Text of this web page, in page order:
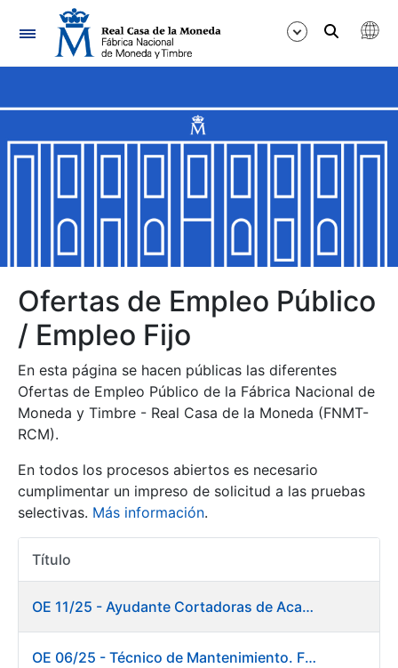
Navegación
Mostrar/Ocultar
Mostrar/Ocultar
Mostrar/Ocultar
Mostrar/Ocultar
Mostrar/Ocultar
Mostrar/Ocultar
Ofertas de Empleo Público
/ Empleo Fijo
En esta página se hacen públicas las diferentes
Ofertas de Empleo Público de la Fábrica Nacional de
Moneda y Timbre - Real Casa de la Moneda (FNMT-
RCM).
En todos los procesos abiertos es necesario
cumplimentar un impreso de solicitud a las pruebas
selectivas. Más información.
Título
OE 11/25 - Ayudante Cortadoras de Acabados. Fábrica Papel
OE 06/25 - Técnico de Mantenimiento. Fábrica Papel